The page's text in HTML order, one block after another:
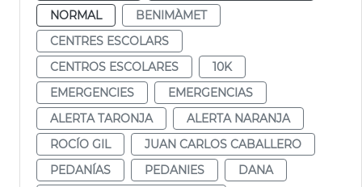
NORMAL
BENIMÀMET
CENTRES ESCOLARS
CENTROS ESCOLARES
10K
EMERGENCIES
EMERGENCIAS
ALERTA TARONJA
ALERTA NARANJA
ROCÍO GIL
JUAN CARLOS CABALLERO
PEDANÍAS
PEDANIES
DANA